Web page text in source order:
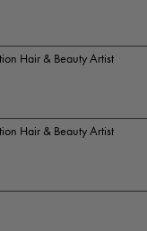
Hair & Beauty Artist
Hair & Beauty Artist